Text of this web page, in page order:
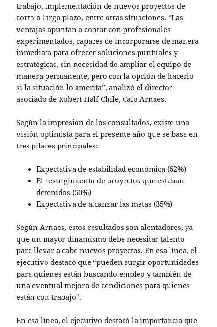
trabajo, implementación de nuevos proyectos de
corto o largo plazo, entre otras situaciones. “Las
ventajas apuntan a contar con profesionales
experimentados, capaces de incorporarse de manera
inmediata para ofrecer soluciones puntuales y
estratégicas, sin necesidad de ampliar el equipo de
manera permanente, pero con la opción de hacerlo
si la situación lo amerita”, analizó el director
asociado de Robert Half Chile, Caio Arnaes.
Según la impresión de los consultados, existe una
visión optimista para el presente año que se basa en
tres pilares principales:
Expectativa de estabilidad económica (62%)
El resurgimiento de proyectos que estaban
detenidos (50%)
Expectativa de alcanzar las metas (35%)
Según Arnaes, estos resultados son alentadores, ya
que un mayor dinamismo debe necesitar talento
para llevar a cabo nuevos proyectos. En esa línea, el
ejecutivo destacó que “pueden surgir oportunidades
para quienes están buscando empleo y también de
una eventual mejora de condiciones para quienes
están con trabajo”.
En esa línea, el ejecutivo destacó la importancia que